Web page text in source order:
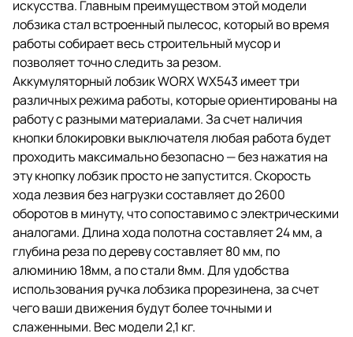
искусства. Главным преимуществом этой модели
лобзика стал встроенный пылесос, который во время
работы собирает весь строительный мусор и
позволяет точно следить за резом.
Аккумуляторный лобзик WORX WX543 имеет три
различных режима работы, которые ориентированы на
работу с разными материалами. За счет наличия
кнопки блокировки выключателя любая работа будет
проходить максимально безопасно — без нажатия на
эту кнопку лобзик просто не запустится. Скорость
хода лезвия без нагрузки составляет до 2600
оборотов в минуту, что сопоставимо с электрическими
аналогами. Длина хода полотна составляет 24 мм, а
глубина реза по дереву составляет 80 мм, по
алюминию 18мм, а по стали 8мм. Для удобства
использования ручка лобзика прорезинена, за счет
чего ваши движения будут более точными и
слаженными. Вес модели 2,1 кг.